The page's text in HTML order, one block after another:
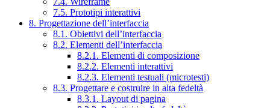
7.5. Prototipi interattivi
8. Progettazione dell’interfaccia
8.1. Obiettivi dell’interfaccia
8.2. Elementi dell’interfaccia
8.2.1. Elementi di composizione
8.2.2. Elementi interattivi
8.2.3. Elementi testuali (microtesti)
8.3. Progettare e costruire in alta fedeltà
8.3.1. Layout di pagina